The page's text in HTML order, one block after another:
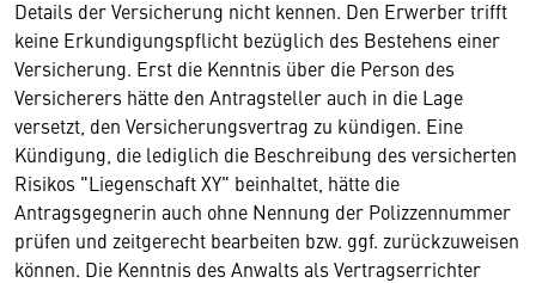
Details der Versicherung nicht kennen. Den Erwerber trifft
keine Erkundigungspflicht bezüglich des Bestehens einer
Versicherung. Erst die Kenntnis über die Person des
Versicherers hätte den Antragsteller auch in die Lage
versetzt, den Versicherungsvertrag zu kündigen. Eine
Kündigung, die lediglich die Beschreibung des versicherten
Risikos "Liegenschaft XY" beinhaltet, hätte die
Antragsgegnerin auch ohne Nennung der Polizzennummer
prüfen und zeitgerecht bearbeiten bzw. ggf. zurückzuweisen
können. Die Kenntnis des Anwalts als Vertragserrichter